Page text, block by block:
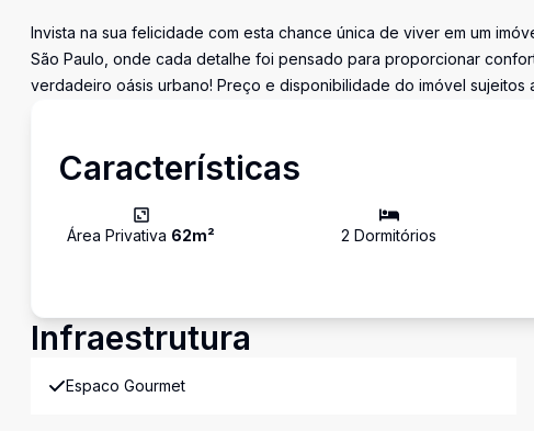
Invista na sua felicidade com esta chance única de viver em um
São Paulo, onde cada detalhe foi pensado para proporcionar
verdadeiro oásis urbano! Preço e disponibilidade do imóvel sujeitos
Características
Área Privativa 62m² 2 Dormitórios
Infraestrutura
Espaco Gourmet